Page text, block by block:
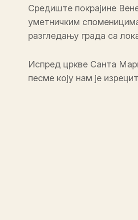
Средиште покрајине
уметничким
разгледању града са
Испред цркве Санта
песме коју нам је